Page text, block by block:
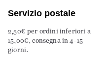
Servizio postale
2,50€ per ordini inferiori a
15,00€, consegna in 4-15
giorni.